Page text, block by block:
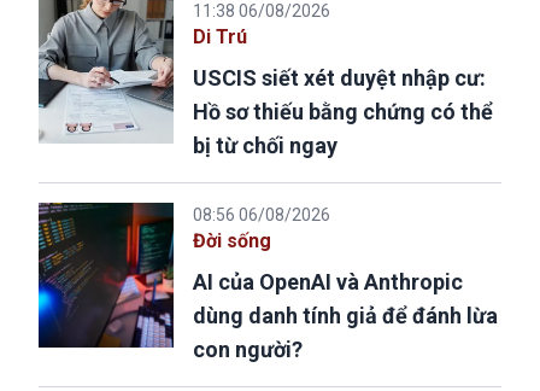
11:38 06/08/2026
Di Trú
USCIS siết xét duyệt nhập cư:
Hồ sơ thiếu bằng chứng có thể
bị từ chối ngay
08:56 06/08/2026
Đời sống
AI của OpenAI và Anthropic
dùng danh tính giả để đánh lừa
con người?